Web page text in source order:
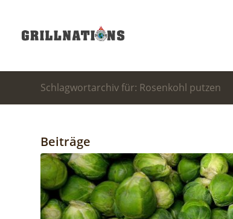
Schlagwortarchiv für: Rosenkohl putzen
Beiträge